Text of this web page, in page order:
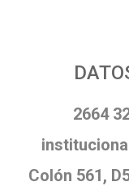
2664
Colón 561,